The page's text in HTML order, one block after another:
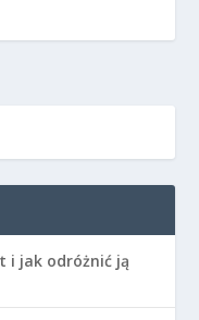
i jak odróżnić ją